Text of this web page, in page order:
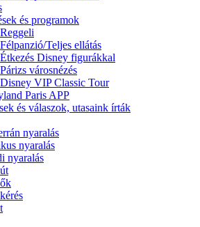
és programok
Reggeli
Félpanzió/Teljes ellátás
Étkezés Disney figurákkal
Párizs városnézés
Disney VIP Classic Tour
Paris APP
és válaszok, utasaink írták
nyaralás
nyaralás
nyaralás